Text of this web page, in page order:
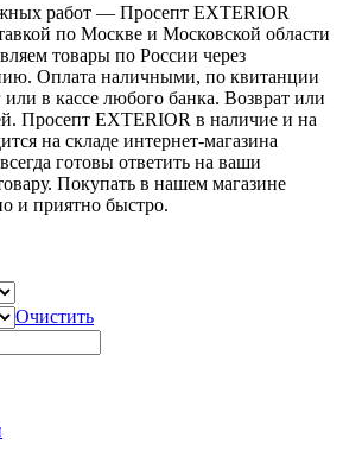
работ — Просепт EXTERIOR
по Москве и Московской области
товары по России через
Оплата наличными, по квитанции
в кассе любого банка. Возврат или
Просепт EXTERIOR в наличие и на
на складе интернет-магазина
готовы ответить на ваши
Покупать в нашем магазине
и приятно быстро.
Очистить